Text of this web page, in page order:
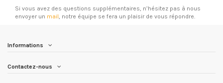
Si vous avez des questions supplémentaires, n’hésitez pas à nous
envoyer un mail, notre équipe se fera un plaisir de vous répondre.
Informations
Contactez-nous